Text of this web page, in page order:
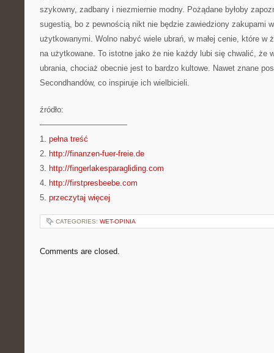
szykowny, zadbany i niezmiernie modny. Pożądane byłoby
sugestią, bo z pewnością nikt nie będzie zawiedziony zakupami
użytkowanymi. Wolno nabyć wiele ubrań, w małej cenie, które w
na użytkowane. To istotne jako że nie każdy lubi się chwalić, że
ubrania, chociaż obecnie jest to bardzo kultowe. Nawet znane
Secondhandów, co inspiruje ich wielbicieli.
źródło:
———————————
1. pełna treść
2. http://finanzen-fuer-freie.de
3. http://fingerlakesparagliding.com
4. http://firstpresbeebe.com
5. przeczytaj więcej
CATEGORIES: WET-OPINIA
Comments are closed.